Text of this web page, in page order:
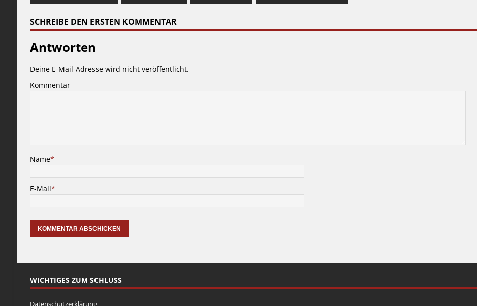
SCHREIBE DEN ERSTEN KOMMENTAR
Antworten
Deine E-Mail-Adresse wird nicht veröffentlicht.
Kommentar
Name*
E-Mail*
WICHTIGES ZUM SCHLUSS
Datenschutzerklärung